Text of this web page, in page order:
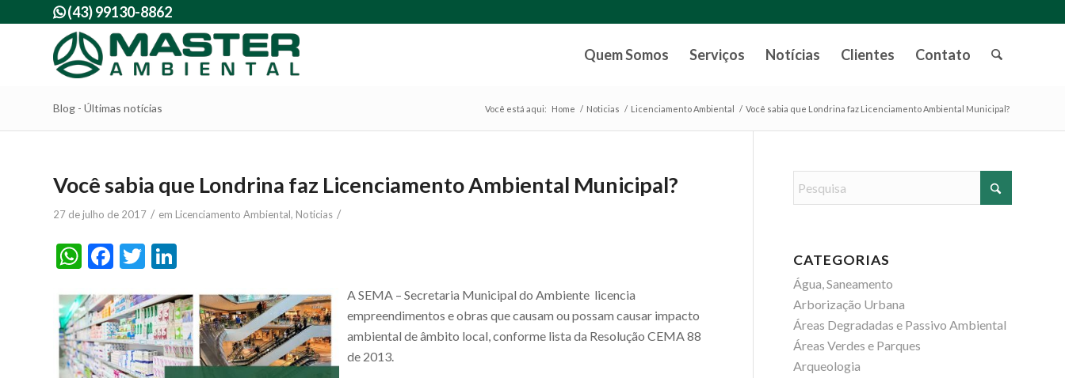
(43) 99130-8862
Quem Somos Serviços Notícias Clientes Contato
Blog - Últimas notícias Você está aqui: Home / Noticias / Licenciamento Ambiental / Você sabia que Londrina faz Licenciamento Ambiental Municipal?
Você sabia que Londrina faz Licenciamento Ambiental Municipal?
27 de julho de 2017 / em Licenciamento Ambiental, Noticias /
WhatsApp
Facebook
Twitter
A SEMA – Secretaria Municipal do Ambiente licencia
empreendimentos e obras que causam ou possam causar impacto
ambiental de âmbito local, conforme lista da Resolução CEMA 88
de 2013.
CATEGORIAS
Água, Saneamento
Arborização Urbana
Áreas Degradadas e Passivo Ambiental
Áreas Verdes e Parques
Arqueologia